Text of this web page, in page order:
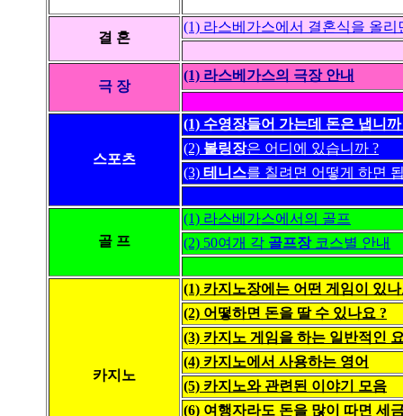
결 혼
(1) 라스베가스에서 결혼식을 올리
극 장
(1) 라스베가스의 극장 안내
스포츠
(1) 수영장들어 가는데 돈은 냅니까
(2) 볼링장은 어디에 있습니까 ?
(3) 테니스를 칠려면 어떻게 하면
골 프
(1) 라스베가스에서의 골프
(2) 50여개 각 골프장코스별 안내
카지노
(1) 카지노장에는 어떤 게임이 있
(2) 어떻하면 돈을 딸 수 있나요 ?
(3) 카지노 게임을 하는 일반적인
(4) 카지노에서 사용하는 영어
(5) 카지노와 관련된 이야기 모음
(6) 여행자라도 돈을 많이 따면 세